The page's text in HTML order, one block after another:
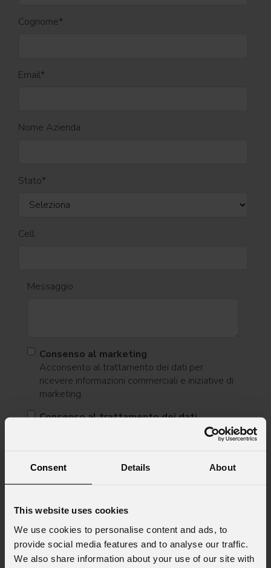
Consent Details About
This website uses cookies
We use cookies to personalise content and ads, to
provide social media features and to analyse our traffic.
We also share information about your use of our site with
Cognome*
Email*
Nome Azienda
Stato*
Cell.
Messaggio
Consenso al marketing
Acconsento al trattamento dei dati per
ricevere informazioni commerciali e iniziative di
marketing.
Consenso al trattamento dei dati
Ho letto l'informativa ai sensi dell'art. 13 del
dell'art. 6 del GDPR (Privacy Policy).